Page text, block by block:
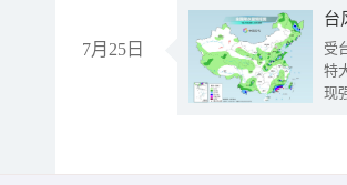
7月25日
台
受
特
现